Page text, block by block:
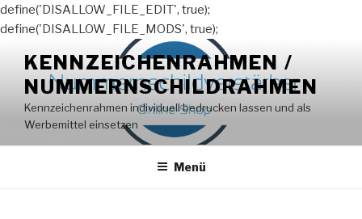
define('DISALLOW_FILE_EDIT', true);
define('DISALLOW_FILE_MODS', true);
Inhalt
springen
KENNZEICHENRAHMEN /
NUMMERNSCHILDRAHMEN
Kennzeichenrahmen individuell bedrucken lassen und als
Werbemittel einsetzen
Menü